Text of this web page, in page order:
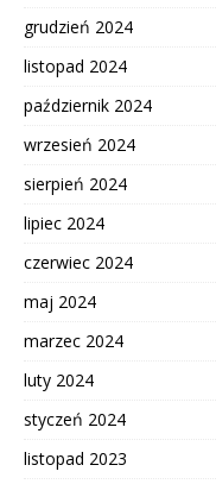
grudzień 2024
listopad 2024
październik 2024
wrzesień 2024
sierpień 2024
lipiec 2024
czerwiec 2024
maj 2024
marzec 2024
luty 2024
styczeń 2024
listopad 2023